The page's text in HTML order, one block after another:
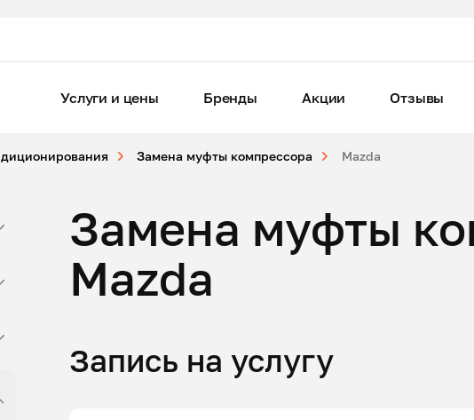
Услуги и цены Бренды Акции Отзывы
Замена муфты компрессора Mazda
Замена муфты
Mazda
Запись на услугу